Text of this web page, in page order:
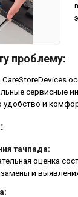
проблему:
сервисные
удобство и
тачпада:
оценка
и